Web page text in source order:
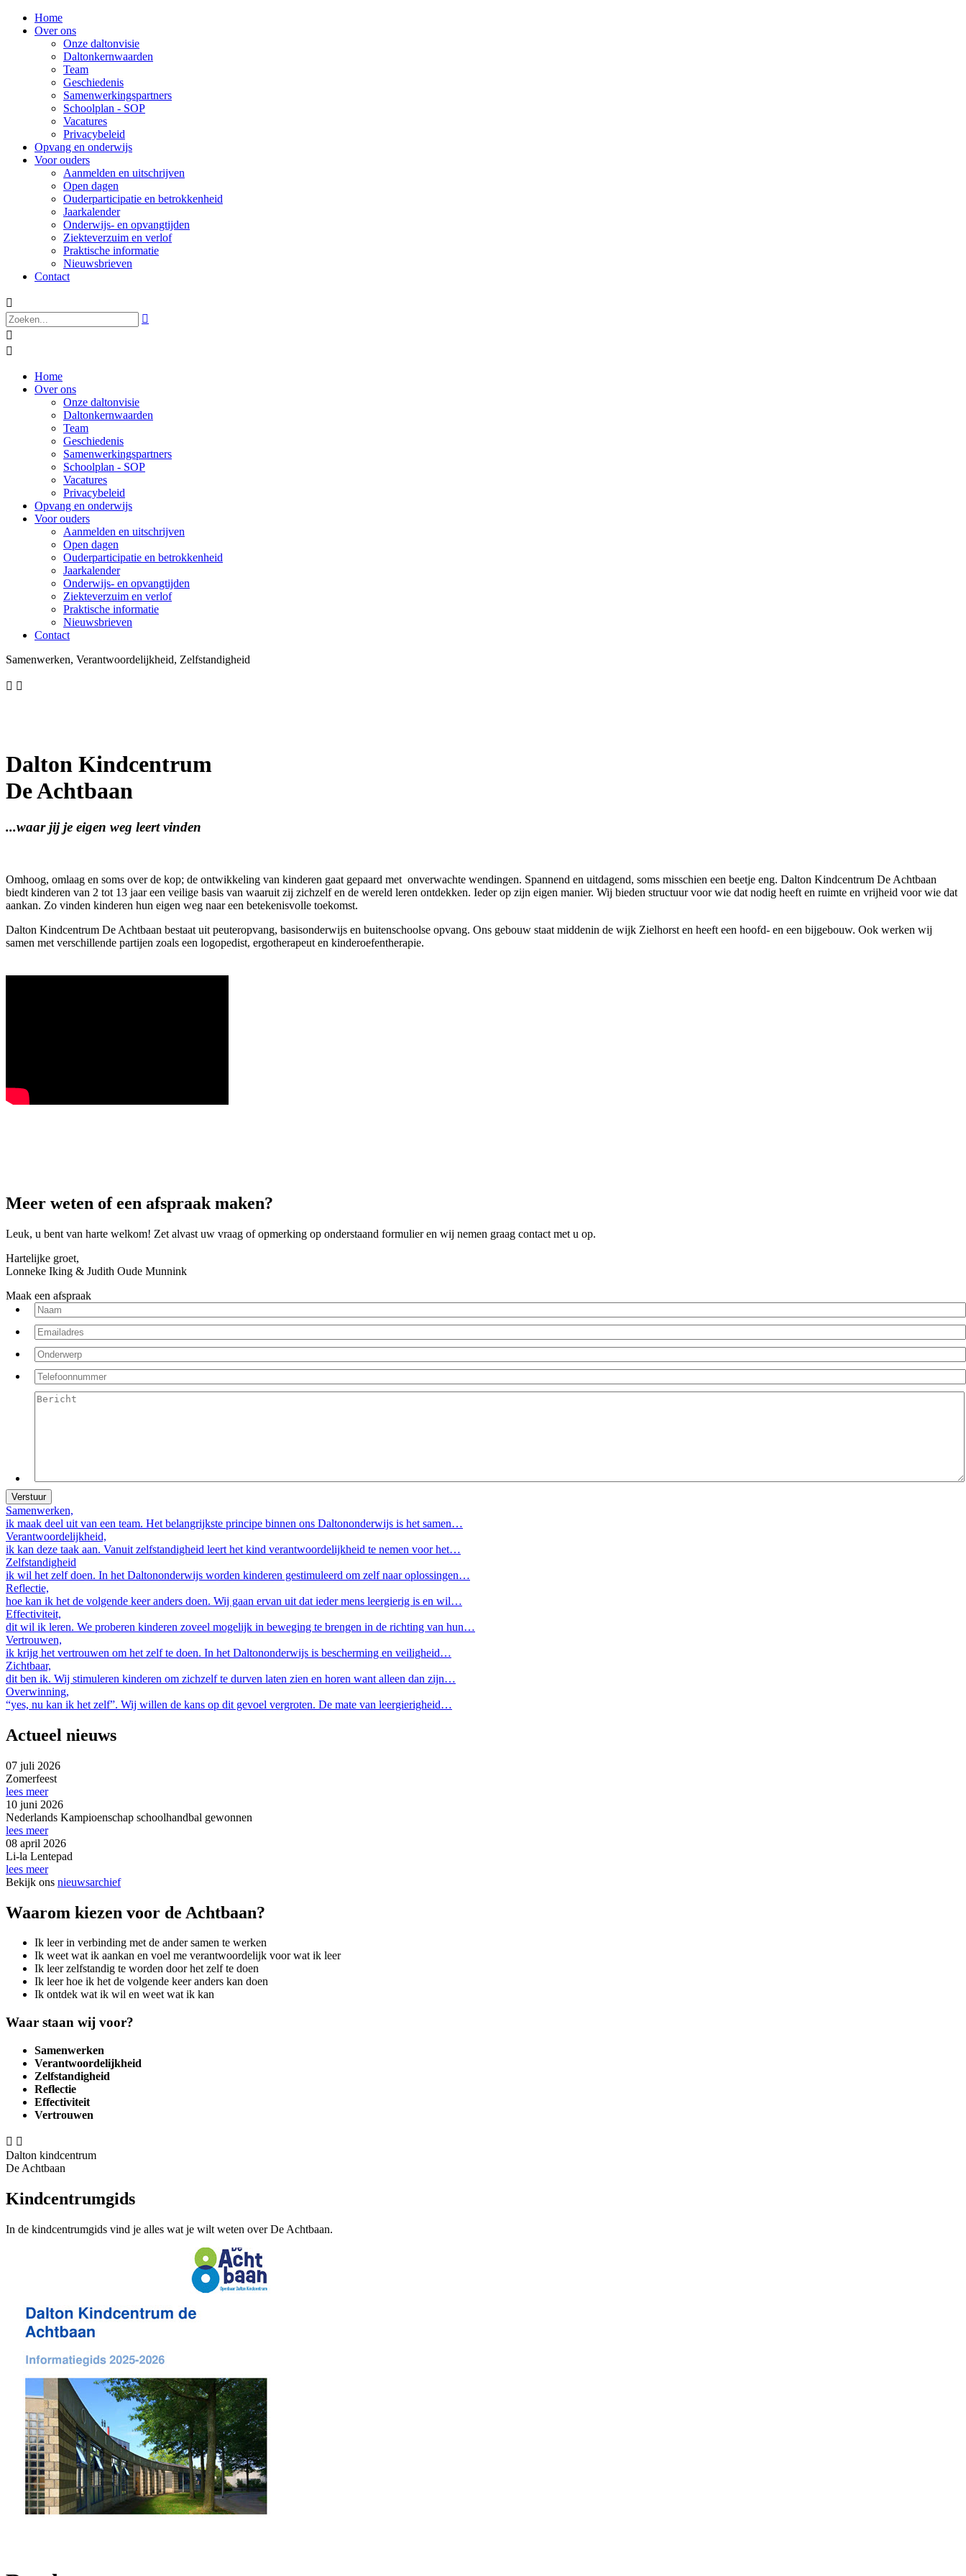
Home
Over ons
Onze daltonvisie
Daltonkernwaarden
Team
Geschiedenis
Samenwerkingspartners
Schoolplan - SOP
Vacatures
Privacybeleid
Opvang en onderwijs
Voor ouders
Aanmelden en uitschrijven
Open dagen
Ouderparticipatie en betrokkenheid
Jaarkalender
Onderwijs- en opvangtijden
Ziekteverzuim en verlof
Praktische informatie
Nieuwsbrieven
Contact




Home
Over ons
Onze daltonvisie
Daltonkernwaarden
Team
Geschiedenis
Samenwerkingspartners
Schoolplan - SOP
Vacatures
Privacybeleid
Opvang en onderwijs
Voor ouders
Aanmelden en uitschrijven
Open dagen
Ouderparticipatie en betrokkenheid
Jaarkalender
Onderwijs- en opvangtijden
Ziekteverzuim en verlof
Praktische informatie
Nieuwsbrieven
Contact
Samenwerken, Verantwoordelijkheid, Zelfstandigheid
 
Dalton Kindcentrum
De Achtbaan
...waar jij je eigen weg leert vinden
Omhoog, omlaag en soms over de kop; de ontwikkeling van kinderen gaat gepaard met onverwachte wendingen. Spannend en uitdagend, soms misschien een beetje eng. Dalton Kindcentrum De Achtbaan
biedt kinderen van 2 tot 13 jaar een veilige basis van waaruit zij zichzelf en de wereld leren ontdekken. Ieder op zijn eigen manier. Wij bieden structuur voor wie dat nodig heeft en ruimte en vrijheid voor wie dat
aankan. Zo vinden kinderen hun eigen weg naar een betekenisvolle toekomst.
Dalton Kindcentrum De Achtbaan bestaat uit peuteropvang, basisonderwijs en buitenschoolse opvang. Ons gebouw staat middenin de wijk Zielhorst en heeft een hoofd- en een bijgebouw. Ook werken wij
samen met verschillende partijen zoals een logopedist, ergotherapeut en kinderoefentherapie.
Meer weten of een afspraak maken?
Leuk, u bent van harte welkom! Zet alvast uw vraag of opmerking op onderstaand formulier en wij nemen graag contact met u op.
Hartelijke groet,
Lonneke Iking & Judith Oude Munnink
Maak een afspraak
Samenwerken,
ik maak deel uit van een team. Het belangrijkste principe binnen ons Daltononderwijs is het samen…
Verantwoordelijkheid,
ik kan deze taak aan. Vanuit zelfstandigheid leert het kind verantwoordelijkheid te nemen voor het…
Zelfstandigheid
ik wil het zelf doen. In het Daltononderwijs worden kinderen gestimuleerd om zelf naar oplossingen…
Reflectie,
hoe kan ik het de volgende keer anders doen. Wij gaan ervan uit dat ieder mens leergierig is en wil…
Effectiviteit,
dit wil ik leren. We proberen kinderen zoveel mogelijk in beweging te brengen in de richting van hun…
Vertrouwen,
ik krijg het vertrouwen om het zelf te doen. In het Daltononderwijs is bescherming en veiligheid…
Zichtbaar,
dit ben ik. Wij stimuleren kinderen om zichzelf te durven laten zien en horen want alleen dan zijn…
Overwinning,
“yes, nu kan ik het zelf”. Wij willen de kans op dit gevoel vergroten. De mate van leergierigheid…
Actueel nieuws
07 juli 2026
Zomerfeest
lees meer
10 juni 2026
Nederlands Kampioenschap schoolhandbal gewonnen
lees meer
08 april 2026
Li-la Lentepad
lees meer
Bekijk ons nieuwsarchief
Waarom kiezen voor de Achtbaan?
Ik leer in verbinding met de ander samen te werken
Ik weet wat ik aankan en voel me verantwoordelijk voor wat ik leer
Ik leer zelfstandig te worden door het zelf te doen
Ik leer hoe ik het de volgende keer anders kan doen
Ik ontdek wat ik wil en weet wat ik kan
Waar staan wij voor?
Samenwerken
Verantwoordelijkheid
Zelfstandigheid
Reflectie
Effectiviteit
Vertrouwen
 
Dalton kindcentrum
De Achtbaan
Kindcentrumgids
In de kindcentrumgids vind je alles wat je wilt weten over De Achtbaan.